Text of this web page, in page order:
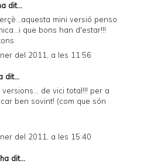
dit...
mini versió penso
que bons han d'estar!!!
del 2011, a les 11:56
dit...
versions... de vici total!!! per a
ben sovint! (com que són
del 2011, a les 15:40
ha dit...